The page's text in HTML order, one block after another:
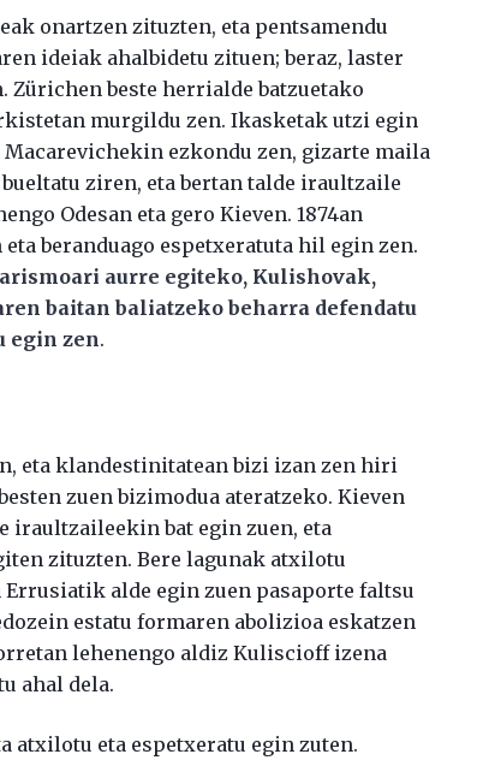
onartzen zituzten, eta pentsamendu
ideiak ahalbidetu zituen; beraz, laster
beste herrialde batzuetako
murgildu zen. Ikasketak utzi egin
ezkondu zen, gizarte maila
ziren, eta bertan talde iraultzaile
Odesan eta gero Kieven. 1874an
beranduago espetxeratuta hil egin zen.
aurre egiteko, Kulishovak,
baitan baliatzeko beharra defendatu
egin zen.
eta klandestinitatean bizi izan zen hiri
zuen bizimodua ateratzeko. Kieven
iraultzaileekin bat egin zuen, eta
zituzten. Bere lagunak atxilotu
alde egin zuen pasaporte faltsu
estatu formaren abolizioa eskatzen
lehenengo aldiz Kuliscioff izena
ahal dela.
atxilotu eta espetxeratu egin zuten.